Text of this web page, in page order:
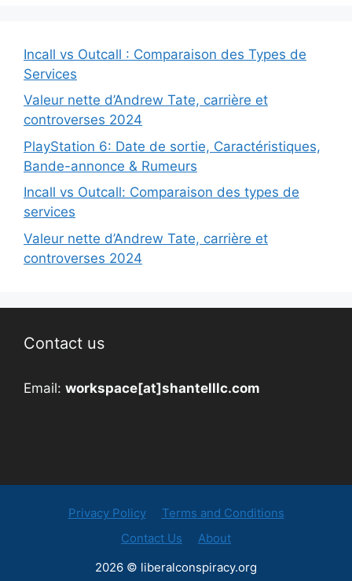
Incall vs Outcall : Comparaison des Types de
Services
Valeur nette d’Andrew Tate, carrière et
controverses 2024
PlayStation 6: Date de sortie, Caractéristiques,
Bande-annonce & Rumeurs
Incall vs Outcall: Comparaison des types de
services
Valeur nette d’Andrew Tate, carrière et
controverses 2024
Contact us
Email: workspace[at]shantelllc.com
Privacy Policy
Terms and Conditions
Contact Us
About
2026 © liberalconspiracy.org